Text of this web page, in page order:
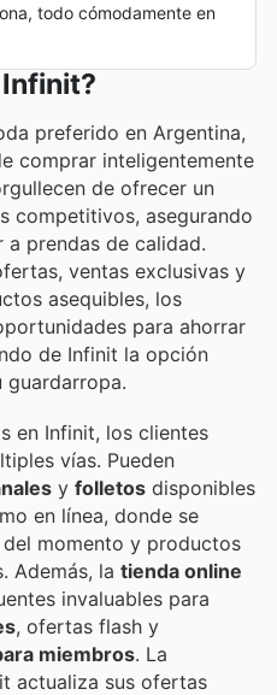
todo cómodamente en
Infinit?
preferido en Argentina,
comprar inteligentemente
de ofrecer un
competitivos, asegurando
prendas de calidad.
ventas exclusivas y
asequibles, los
para ahorrar
de Infinit la opción
guardarropa.
en Infinit, los clientes
vías. Pueden
y folletos disponibles
en línea, donde se
momento y productos
Además, la tienda online
invaluables para
, ofertas flash y
miembros. La
actualiza sus ofertas